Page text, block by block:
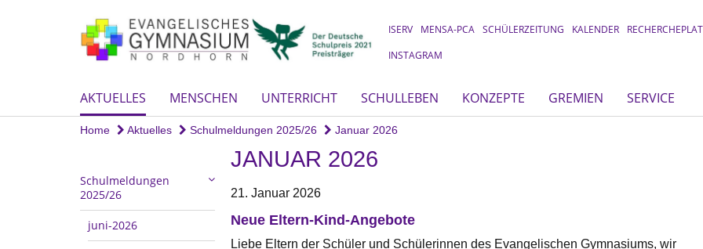
ISERV MENSA-PCA SCHÜLERZEITUNG KALENDER
INSTAGRAM
AKTUELLES MENSCHEN UNTERRICHT SCHULLEBEN KONZEPTE GREMIEN SERVICE
Home Aktuelles Schulmeldungen 2025/26 Januar 2026
Schulmeldungen
2025/26
juni-2026
JANUAR 2026
21. Januar 2026
Neue Eltern-Kind-Angebote
Liebe Eltern der Schüler und Schülerinnen des Evangelischen Gymnasiums, wir